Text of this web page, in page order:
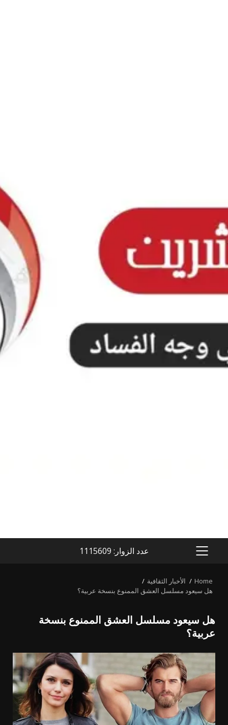
PRIMARY
عدد الزوار: 1115609
Home
الأخبار الثقافية
هل سيعود مسلسل العشق الممنوع بنسخة عربية؟
هل سيعود مسلسل العشق الممنوع بنسخة
عربية؟